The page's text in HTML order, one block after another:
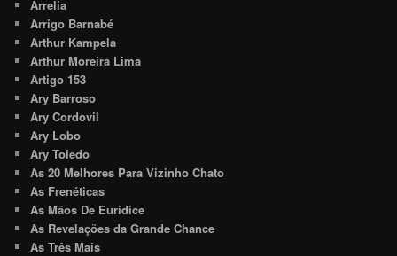
Arrelia
Arrigo Barnabé
Arthur Kampela
Arthur Moreira Lima
Artigo 153
Ary Barroso
Ary Cordovil
Ary Lobo
Ary Toledo
As 20 Melhores Para Vizinho Chato
As Frenéticas
As Mãos De Euridice
As Revelações da Grande Chance
As Três Mais